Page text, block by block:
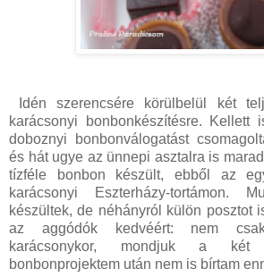
Idén szerencsére körülbelül két
karácsonyi bonbonkészítésre. Kellett
doboznyi bonbonválogatást
és hát ugye az ünnepi asztalra is
tízféle bonbon készült, ebből az
karácsonyi Eszterházy-tortámon.
készültek, de néhányról külön posztot
az aggódók kedvéért: nem
karácsonykor, mondjuk a két
bonbonprojektem után nem is bírtam